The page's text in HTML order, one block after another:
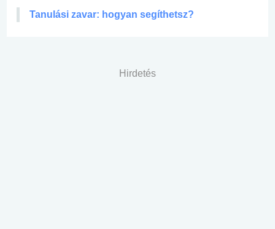
Tanulási zavar: hogyan segíthetsz?
Hirdetés